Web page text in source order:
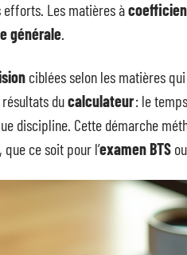
efforts. Les matières à
générale.
ciblées selon les matières
ducalculateur: le
discipline. Cette démarche
ce soit pour l’examen BTS